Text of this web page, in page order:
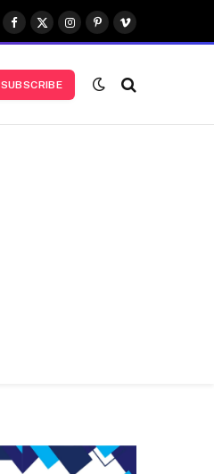
Facebook
X
(Twitter)
Instagram
Pinterest
Vimeo
SUBSCRIBE